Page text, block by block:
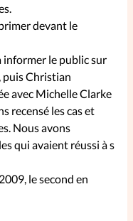
toutes les
devant le
informer le public sur
puis Christian
avec Michelle Clarke
recensé les cas et
Nous avons
qui avaient réussi à s
le second en